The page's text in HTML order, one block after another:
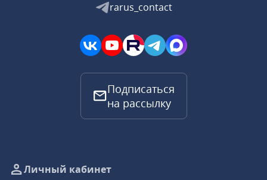
rarus_contact
Подписаться
на рассылку
Личный кабинет